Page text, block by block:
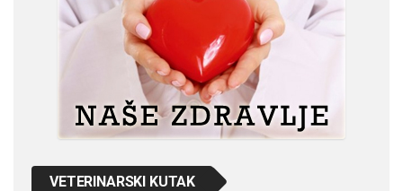
VETERINARSKI KUTAK